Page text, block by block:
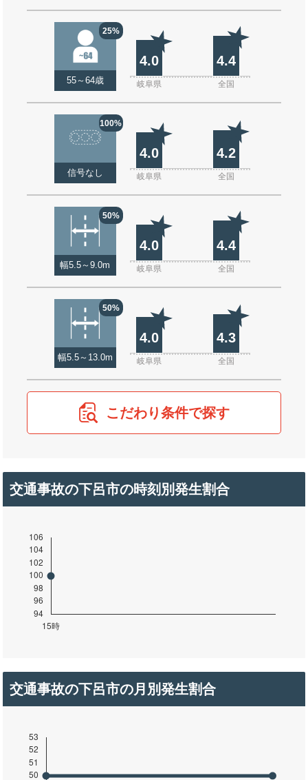
25%
55～64歳
4.0 4.4
岐阜県 全国
100%
信号なし
4.0 4.2
岐阜県 全国
50%
幅5.5～9.0m
4.0 4.4
岐阜県 全国
50%
幅5.5～13.0m
4.0 4.3
岐阜県 全国
こだわり条件で探す
交通事故の下呂市の時刻別発生割合
交通事故の下呂市の月別発生割合